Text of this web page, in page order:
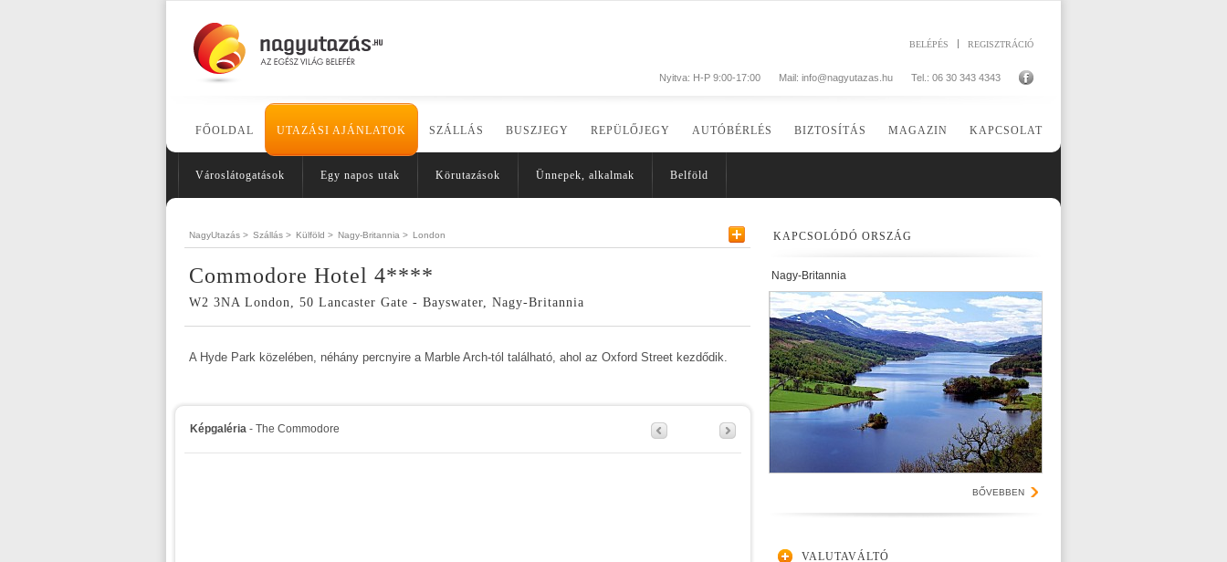
REGISZTRÁCIÓ
BELÉPÉS
Tel.: 06 30 343 4343
Mail: info@nagyutazas.hu
Nyitva: H-P 9:00-17:00
FŐOLDAL UTAZÁSI AJÁNLATOK SZÁLLÁS BUSZJEGY REPÜLŐJEGY AUTÓBÉRLÉS BIZTOSÍTÁS MAGAZIN KAPCSOLAT
Városlátogatások Egy napos utak Körutazások Ünnepek, alkalmak Belföld
NagyUtazás > Szállás > Külföld > Nagy-Britannia > London
Commodore Hotel 4****
W2 3NA London, 50 Lancaster Gate - Bayswater, Nagy-Britannia
A Hyde Park közelében, néhány percnyire a Marble Arch-tól található, ahol az Oxford Street kezdődik.
Képgaléria - The Commodore
KAPCSOLÓDÓ ORSZÁG
Nagy-Britannia
BŐVEBBEN
VALUTAVÁLTÓ